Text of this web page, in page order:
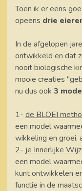
Toen ik er eens
opeens drie
In de afgelopen
ontwikkeld en dat
nooit biologische
mooie creaties
nu dus ook 3
1- de BLOEI
een model
wikkeling en groei,
2- je Innerlijke
een model
kunt ontwikkelen
functie in de